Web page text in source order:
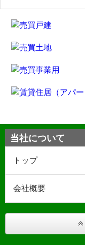
当社について
トップ
会社概要